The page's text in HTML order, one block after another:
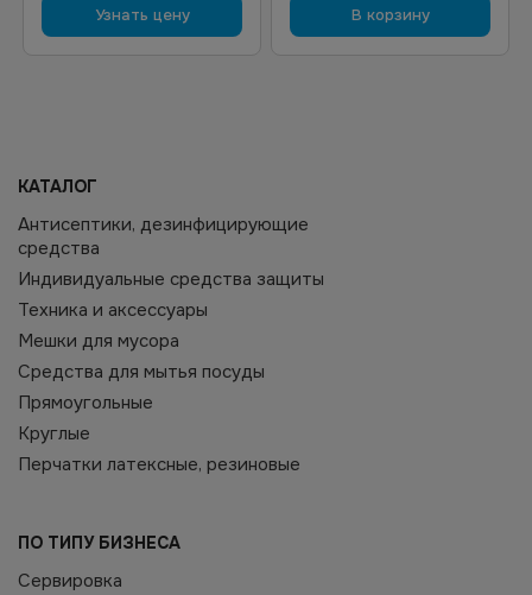
Узнать цену В корзину
КАТАЛОГ
Антисептики, дезинфицирующие
средства
Индивидуальные средства защиты
Техника и аксессуары
Мешки для мусора
Средства для мытья посуды
Прямоугольные
Круглые
Перчатки латексные, резиновые
ПО ТИПУ БИЗНЕСА
Сервировка